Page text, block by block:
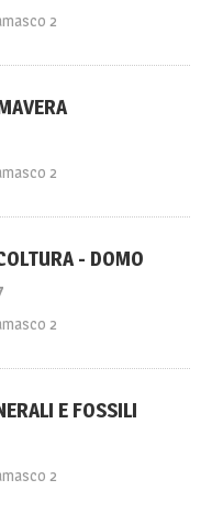
2
2
- DOMO
2
E FOSSILI
2